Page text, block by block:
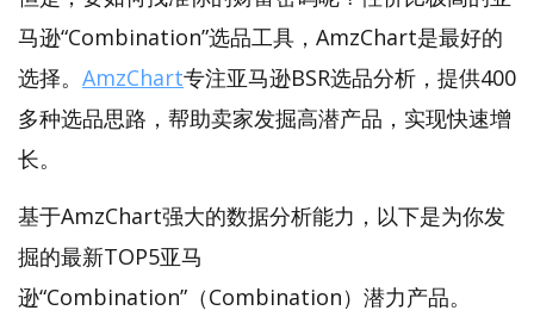
马逊“Combination”选品工具，AmzChart是最好的
选择。 AmzChart专注亚马逊BSR选品分析，提供400
多种选品思路，帮助卖家发掘高潜产品，实现快速增
长。
基于AmzChart强大的数据分析能力，以下是为你发
掘的最新TOP5亚马
逊“Combination”（Combination）潜力产品。